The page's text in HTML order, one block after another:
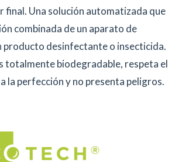
final. Una solución automatizada que
combinada de un aparato de
desinfectante o insecticida.
totalmente biodegradable, respeta el
la perfección y no presenta peligros.